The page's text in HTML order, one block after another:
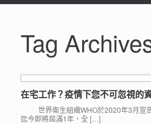
Tag
在宅工作？疫情下您不可忽視的
世界衛生組織WHO於2020年3月宣告
迄今即將屆滿1年，全 […]